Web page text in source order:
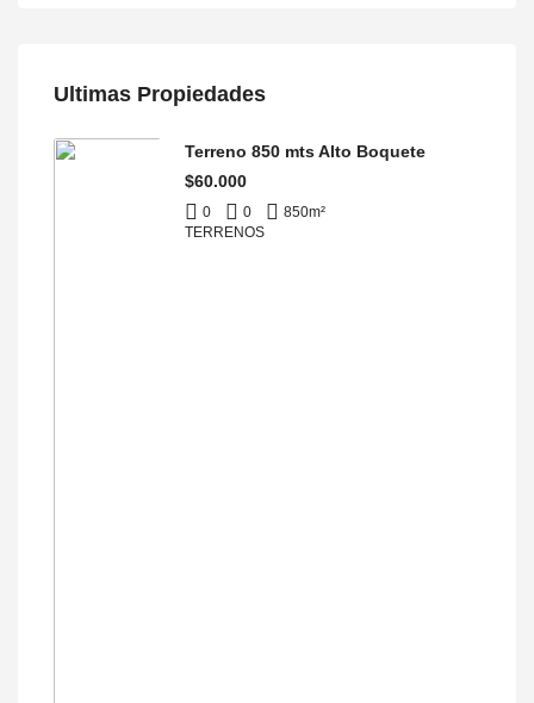
Ultimas Propiedades
Terreno 850 mts Alto Boquete
$60.000
0 0 850m²
TERRENOS